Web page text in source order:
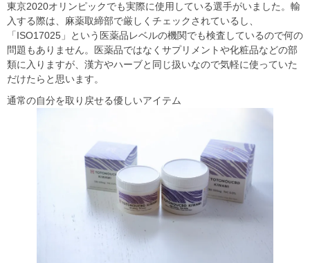
東京2020オリンピックでも実際に使用している選手がいました。輸
入する際は、麻薬取締部で厳しくチェックされているし、
「ISO17025」という医薬品レベルの機関でも検査しているので何の
問題もありません。医薬品ではなくサプリメントや化粧品などの部
類に入りますが、漢方やハーブと同じ扱いなので気軽に使っていた
だけたらと思います。
通常の自分を取り戻せる優しいアイテム